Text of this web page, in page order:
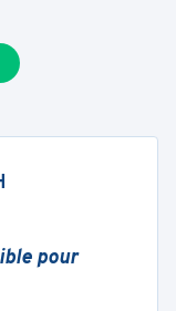
pour